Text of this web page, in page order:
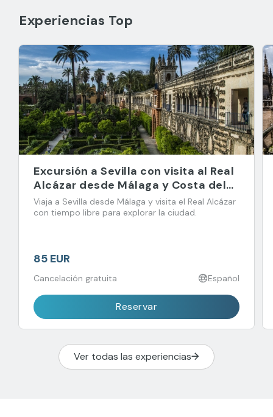
Experiencias Top
Excursión a Sevilla con visita al Real
Alcázar desde Málaga y Costa del
Sol
Viaja a Sevilla desde Málaga y visita el Real Alcázar
con tiempo libre para explorar la ciudad.
85 EUR
Cancelación gratuita Español
Reservar
Ver todas las experiencias